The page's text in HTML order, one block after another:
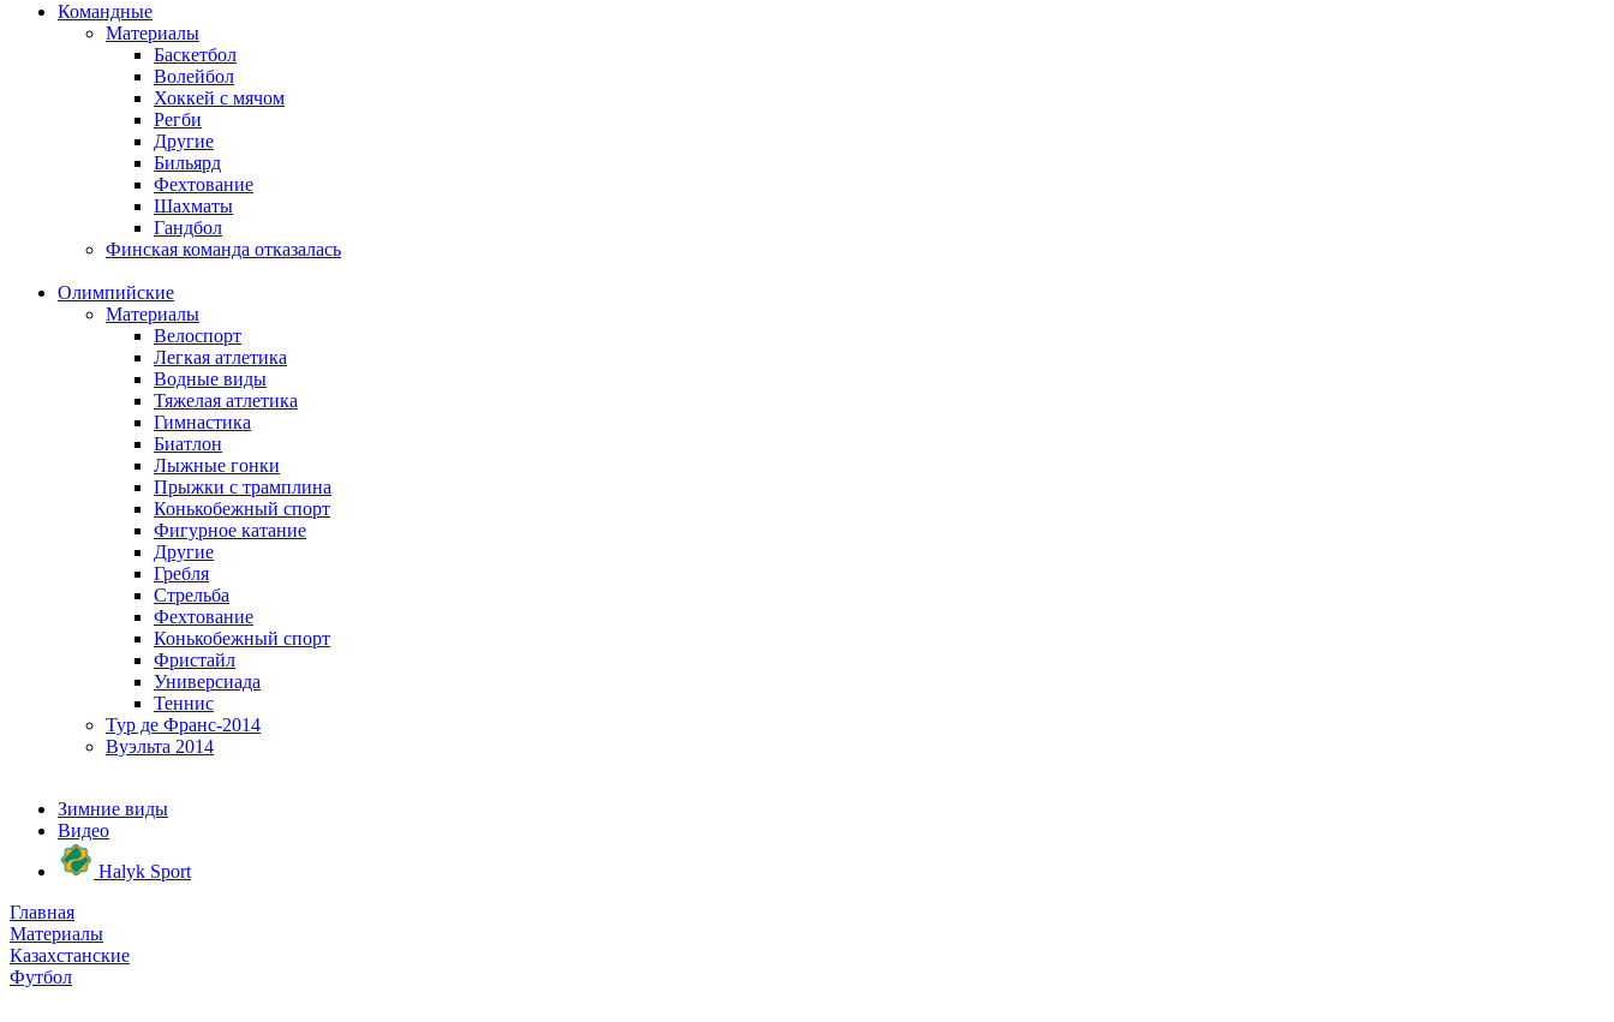
Командные
Материалы
Баскетбол
Волейбол
Хоккей с мячом
Регби
Другие
Бильярд
Фехтование
Шахматы
Гандбол
Финская команда отказалась
Олимпийские
Материалы
Велоспорт
Легкая атлетика
Водные виды
Тяжелая атлетика
Гимнастика
Биатлон
Лыжные гонки
Прыжки с трамплина
Конькобежный спорт
Фигурное катание
Другие
Гребля
Стрельба
Фехтование
Конькобежный спорт
Фристайл
Универсиада
Теннис
Тур де Франс-2014
Вуэльта 2014
Зимние виды
Видео
Halyk Sport
Главная
Материалы
Казахстанские
Футбол